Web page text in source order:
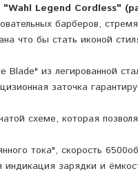
Legend Cordless"
барберов,
что бы стать иконой
из легированной
заточка
схеме, которая
тока", скорость
зарядки и